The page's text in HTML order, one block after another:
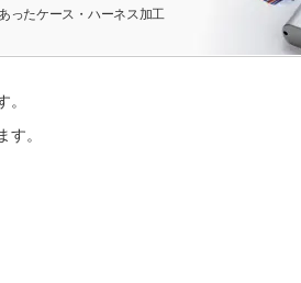
ったケース・ハーネス加工
。